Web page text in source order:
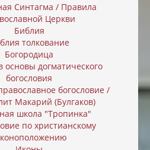
Синтагма / Правила
Церкви
Библия
толкование
Богородица
основы догматического
богословия
богословие /
Макарий (Булгаков)
школа "Тропинка"
по христианскому